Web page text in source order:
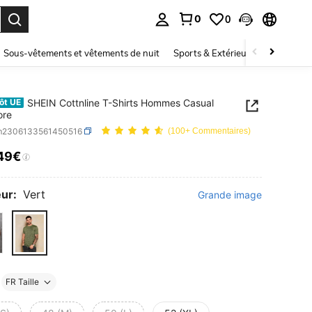
0 0
Sous-vêtements et vêtements de nuit Sports & Extérieur Enfants
UE
SHEIN Cottnline T-Shirts Hommes Casual
(100+ Commentaires)
AND AVAILABILITY
Vert Grande image
FR Taille